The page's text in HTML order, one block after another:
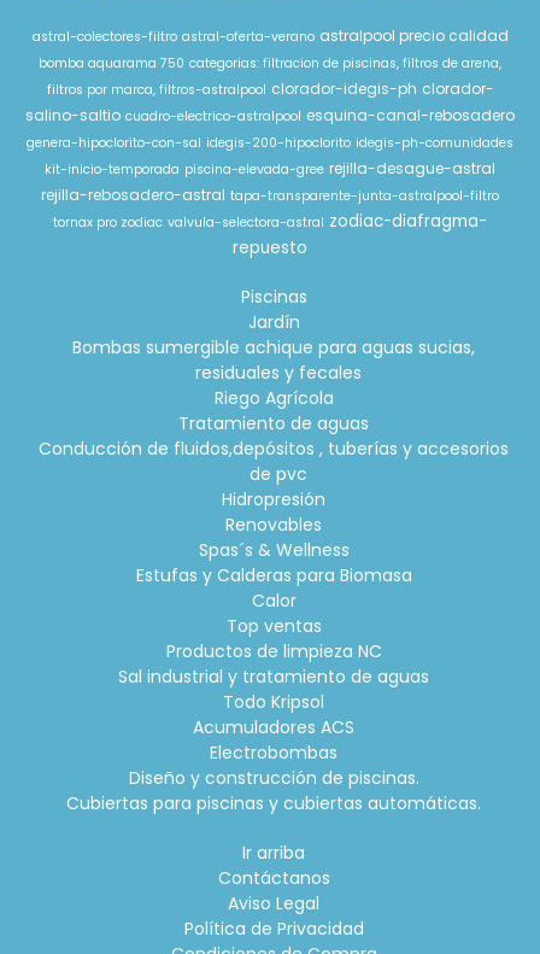
astral-colectores-filtro astral-oferta-verano astralpool precio calidad
bomba aquarama 750 categorias: filtracion de piscinas, filtros de arena,
filtros por marca, filtros-astralpool clorador-idegis-ph clorador-
salino-saltio cuadro-electrico-astralpool esquina-canal-rebosadero
genera-hipoclorito-con-sal idegis-200-hipoclorito idegis-ph-comunidades
kit-inicio-temporada piscina-elevada-gree rejilla-desague-astral
rejilla-rebosadero-astral tapa-transparente-junta-astralpool-filtro
tornax pro zodiac valvula-selectora-astral zodiac-diafragma-
repuesto
Piscinas
Jardín
Bombas sumergible achique para aguas sucias,
residuales y fecales
Riego Agrícola
Tratamiento de aguas
Conducción de fluidos,depósitos , tuberías y accesorios
de pvc
Hidropresión
Renovables
Spas´s & Wellness
Estufas y Calderas para Biomasa
Calor
Top ventas
Productos de limpieza NC
Sal industrial y tratamiento de aguas
Todo Kripsol
Acumuladores ACS
Electrobombas
Diseño y construcción de piscinas.
Cubiertas para piscinas y cubiertas automáticas.
Ir arriba
Contáctanos
Aviso Legal
Política de Privacidad